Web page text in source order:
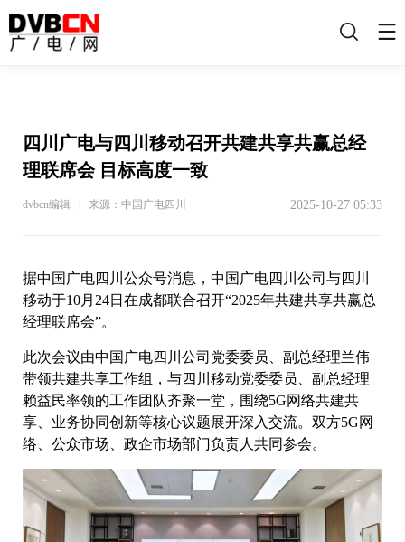
搜
四川广电与四川移动召开共建共享共赢总经
理联席会 目标高度一致
dvbcn编辑 | 来源：中国广电四川 2025-10-27 05:33
据中国广电四川公众号消息，中国广电四川公司与四川
移动于10月24日在成都联合召开“2025年共建共享共赢总
经理联席会”。
此次会议由中国广电四川公司党委委员、副总经理兰伟
带领共建共享工作组，与四川移动党委委员、副总经理
赖益民率领的工作团队齐聚一堂，围绕5G网络共建共
享、业务协同创新等核心议题展开深入交流。双方5G网
络、公众市场、政企市场部门负责人共同参会。